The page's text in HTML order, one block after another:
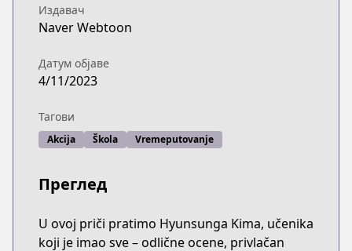
Издавач
Naver Webtoon
Датум објаве
4/11/2023
Тагови
Akcija Škola Vremeputovanje
Преглед
U ovoj priči pratimo Hyunsunga Kima, učenika
koji je imao sve – odlične ocene, privlačan